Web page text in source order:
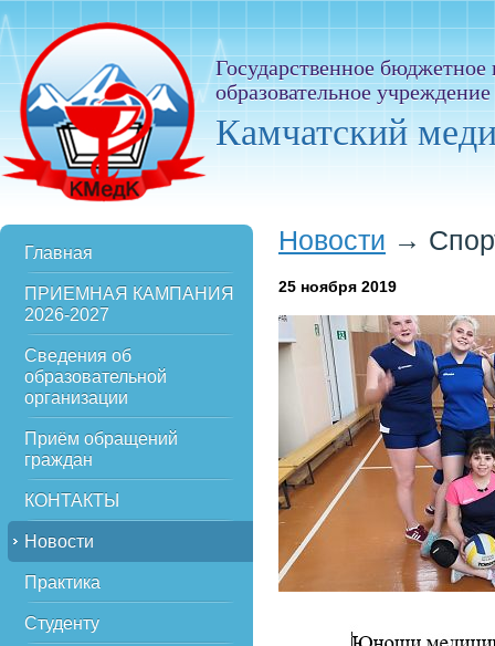
Государственное
образовательное
Камчатский
Главная
ПРИЕМНАЯ КАМПАНИЯ
2026-2027
Сведения об
образовательной
организации
Приём обращений
граждан
КОНТАКТЫ
Новости
Практика
Студенту
Новости →
25 ноября 2019